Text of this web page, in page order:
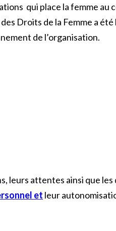
qui place la femme au
Droits de la Femme a été
de l’organisation.
leurs attentes ainsi que les
et leur